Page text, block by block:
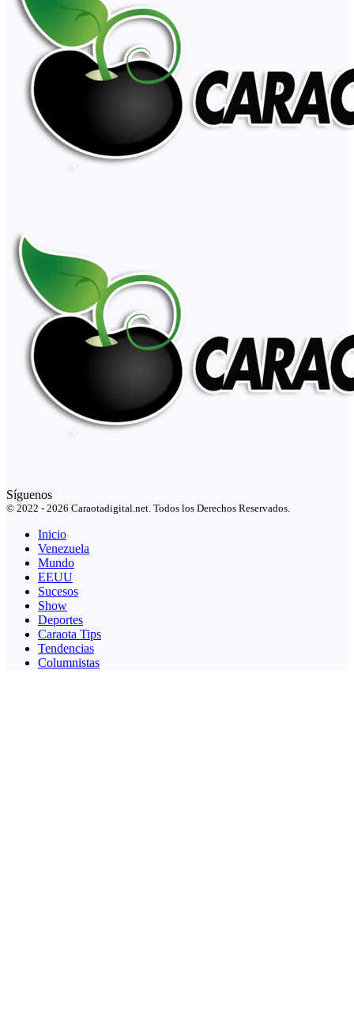
Síguenos
© 2022 - 2026 Caraotadigital.net. Todos los Derechos Reservados.
Inicio
Venezuela
Mundo
EEUU
Sucesos
Show
Deportes
Caraota Tips
Tendencias
Columnistas